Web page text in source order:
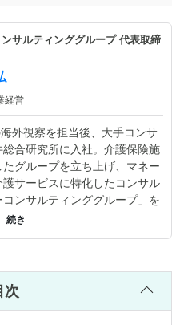
サルティンググループ 代表取締
経営
外視察を担当後、大手コンサ
合研究所に入社。介護保険施
グループを立ち上げ、マネー
サービスに特化したコンサル
ンサルティンググループ」を
している。サポート領域とし
700回以上。また「ガイアの
レビ、新聞、雑誌の取材も多
続き
次